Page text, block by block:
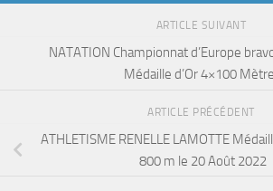
ARTICLE SUIVANT
NATATION Championnat d’Europe
Médaille d’Or 4×100
ARTICLE PRÉCÉDENT
ATHLETISME RENELLE LAMOTTE
800 m le 20 Août 2022